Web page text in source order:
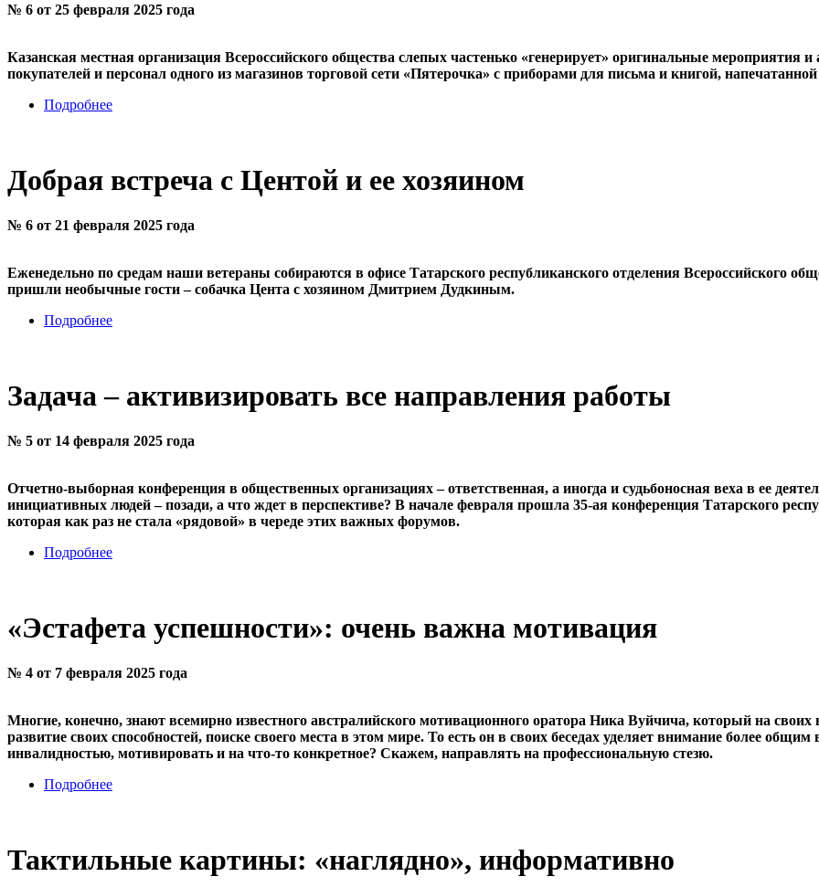
№ 6 от 25 февраля 2025 года
Казанская местная организация Всероссийского общества слепых частенько «генерирует» оригинальные мероприятия
покупателей и персонал одного из магазинов торговой сети «Пятерочка» с приборами для письма и книгой,
Подробнее
Добрая встреча с Центой и ее хозяином
№ 6 от 21 февраля 2025 года
Еженедельно по средам наши ветераны собираются в офисе Татарского республиканского отделения Всероссийского
пришли необычные гости – собачка Цента с хозяином Дмитрием Дудкиным.
Подробнее
Задача – активизировать все направления работы
№ 5 от 14 февраля 2025 года
Отчетно-выборная конференция в общественных организациях – ответственная, а иногда и судьбоносная веха в ее
инициативных людей – позади, а что ждет в перспективе? В начале февраля прошла 35-ая конференция Татарского
которая как раз не стала «рядовой» в череде этих важных форумов.
Подробнее
«Эстафета успешности»: очень важна мотивация
№ 4 от 7 февраля 2025 года
Многие, конечно, знают всемирно известного австралийского мотивационного оратора Ника Вуйчича, который на
развитие своих способностей, поиске своего места в этом мире. То есть он в своих беседах уделяет внимание более
инвалидностью, мотивировать и на что-то конкретное? Скажем, направлять на профессиональную стезю.
Подробнее
Тактильные картины: «наглядно», информативно